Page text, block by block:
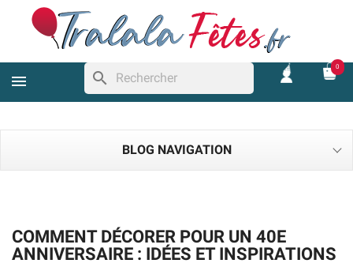
search
0
BLOG NAVIGATION
COMMENT DÉCORER POUR UN 40E
ANNIVERSAIRE : IDÉES ET INSPIRATIONS